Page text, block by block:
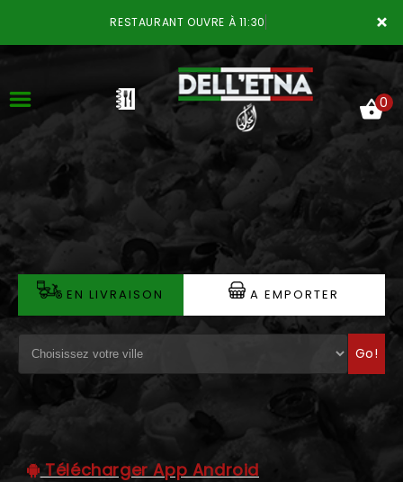
×
RESTAURANT OUVRE À 11:30
ACCUEIL
LA CARTE
VOTRE COMPTE
NOTRE RESTAURANT
VOS AVIS
MENTIONS LÉGALES
0
EN LIVRAISON A EMPORTER
Go!
Télécharger App Android